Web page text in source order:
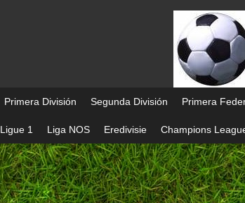
Primera División Segunda División Primera
Ligue 1 Liga NOS Eredivisie Champions